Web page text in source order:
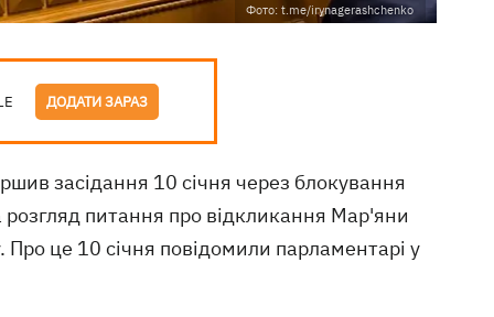
Фото: t.me/irynagerashchenko
ДОДАТИ ЗАРАЗ
засідання 10 січня через блокування
питання про відкликання Мар'яни
Про це 10 січня повідомили парламентарі у